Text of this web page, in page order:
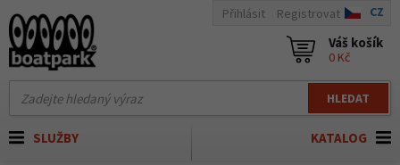
HLEDAT
Přihlásit Registrovat CZ
Váš košík
0 Kč
KATALOG
SLUŽBY